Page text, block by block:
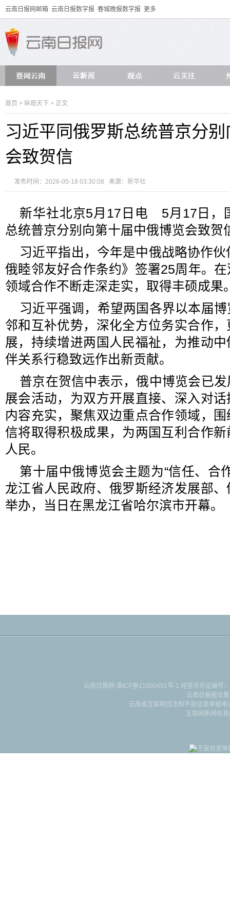
云南日报网邮箱 云南日报数字报 春城晚报数字报 更多
首页 > 纵观天下 > 正文
习近平同俄罗斯总统普京分
会致贺信
发布时间：2026-05-18 03:30:08 来源： 新华社
新华社北京5月17日电 5月17日，
总统普京分别向第十届中俄博览会致贺
习近平指出，今年是中俄战略协作
俄睦邻友好合作条约》签署25周年。
领域合作不断走深走实，取得丰硕成果
习近平强调，希望两国各界以本届
邻和互补优势，深化全方位务实合作
展，持续增进两国人民福祉，为推动
伴关系行稳致远作出新贡献。
普京在贺信中表示，俄中博览会已
展会活动，为双方开展直接、深入对
内容充实，聚焦双边重点合作领域，
信将取得积极成果，为两国互利合作
人民。
第十届中俄博览会主题为“信任、合
龙江省人民政府、俄罗斯经济发展部
举办，当日在黑龙江省哈尔滨市开幕。
云南日报网 滇ICP备11000491号-1 经营许可证编号
云南日报报业
云南省互联网违法和不良信息举报
互联网新闻信